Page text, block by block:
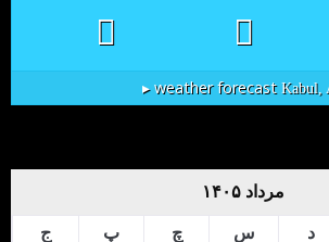
Kabul,
weather forecast ▸
مرداد ۱۴۰۵
د س چ پ ج